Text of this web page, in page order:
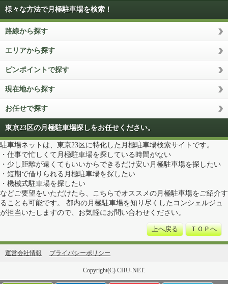
様々な方法で月極駐車場を検索！
路線から探す
エリアから探す
ピンポイントで探す
現在地から探す
お任せで探す
東京23区の月極駐車場探しをお任せください。
駐車場ネットは、東京23区に特化した月極駐車場検索サイトです。
・仕事で忙しくて月極駐車場を探している時間がない
・少し距離が遠くてもいいからできるだけ安い月極駐車場を探したい
・短期で借りられる月極駐車場を探したい
・機械式駐車場を探したい
などご要望をいただけたら、こちらでオススメの月極駐車場をご紹介す
ることも可能です。 都内の月極駐車場を知り尽くしたコンシェルジュ
が担当いたしますので、お気軽にお問い合わせください。
上へ戻る ＴＯＰへ
運営会社情報 プライバシーポリシー
Copyright(C) CHU-NET.